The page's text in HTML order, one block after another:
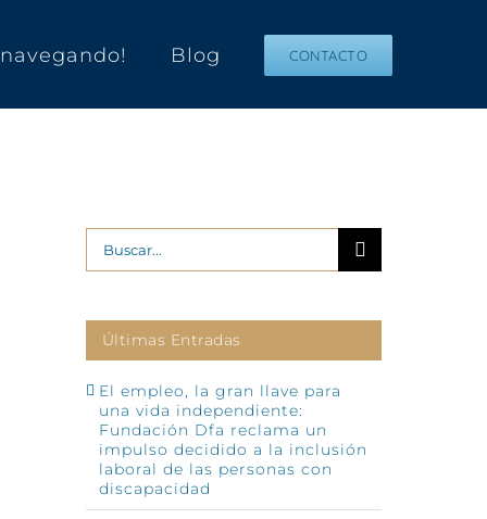
navegando! Blog CONTACTO
Buscar:
Últimas Entradas
El empleo, la gran llave para
una vida independiente:
Fundación Dfa reclama un
impulso decidido a la inclusión
laboral de las personas con
discapacidad